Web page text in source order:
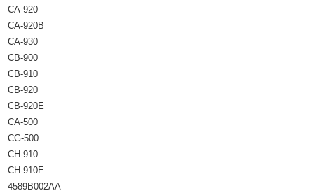
CA-920
CA-920B
CA-930
CB-900
CB-910
CB-920
CB-920E
CA-500
CG-500
CH-910
CH-910E
4589B002AA